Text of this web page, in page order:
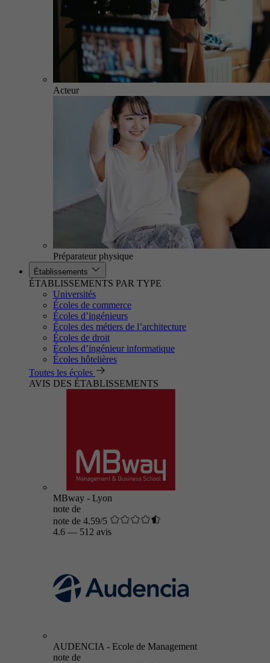
Acteur
Préparateur physique
Établissements
ÉTABLISSEMENTS PAR TYPE
Universités
Écoles de commerce
Écoles d’ingénieurs
Écoles des métiers de l’architecture
Écoles de droit
Écoles d’ingénieur informatique
Écoles hôtelières
Toutes les écoles
AVIS DES ÉTABLISSEMENTS
MBway - Lyon
note de
note de 4.59/5
4.6 — 512 avis
AUDENCIA - Ecole de Management
note de